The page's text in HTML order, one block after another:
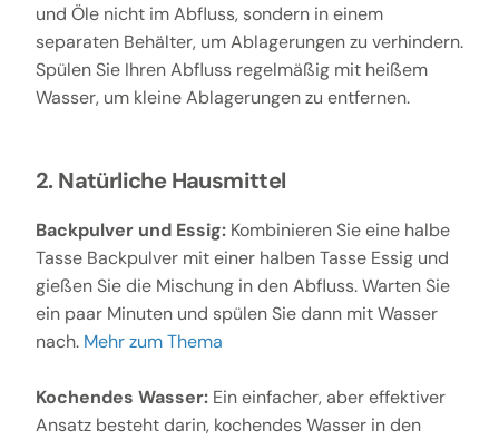
und Öle nicht im Abfluss, sondern in einem
separaten Behälter, um Ablagerungen zu verhindern.
Spülen Sie Ihren Abfluss regelmäßig mit heißem
Wasser, um kleine Ablagerungen zu entfernen.
2. Natürliche Hausmittel
Backpulver und Essig:Kombinieren Sie eine halbe
Tasse Backpulver mit einer halben Tasse Essig und
gießen Sie die Mischung in den Abfluss. Warten Sie
ein paar Minuten und spülen Sie dann mit Wasser
nach. Mehr zum Thema
Kochendes Wasser:Ein einfacher, aber effektiver
Ansatz besteht darin, kochendes Wasser in den